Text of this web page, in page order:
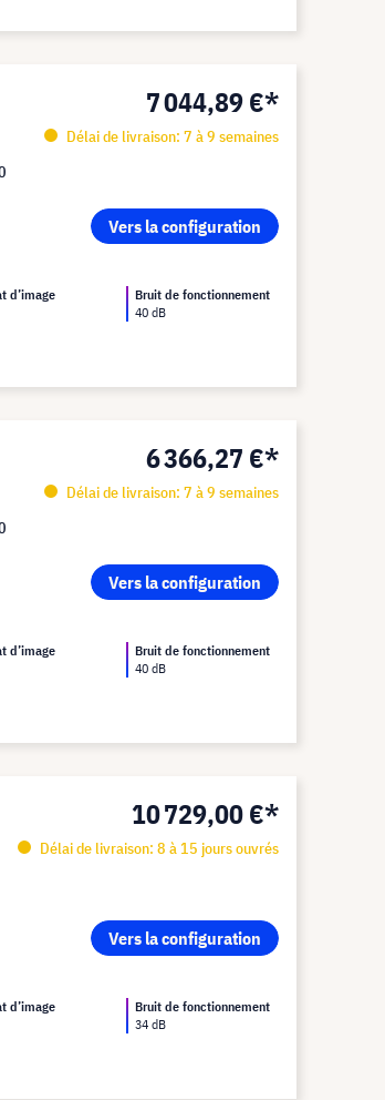
7 044,89 €*
Délai de livraison: 7 à 9 semaines
Vers la configuration
d’image
Bruit de fonctionnement
40 dB
6 366,27 €*
Délai de livraison: 7 à 9 semaines
Vers la configuration
d’image
Bruit de fonctionnement
40 dB
10 729,00 €*
Délai de livraison: 8 à 15 jours ouvrés
Vers la configuration
d’image
Bruit de fonctionnement
34 dB